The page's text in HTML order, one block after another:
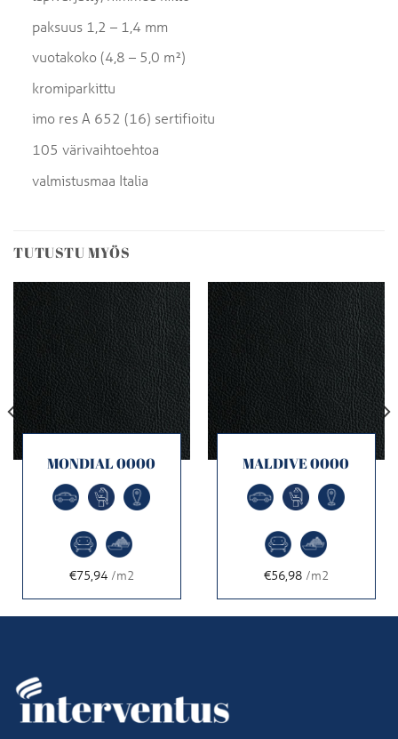
paksuus 1,2 – 1,4 mm
vuotakoko (4,8 – 5,0 m²)
kromiparkittu
imo res A 652 (16) sertifioitu
105 värivaihtoehtoa
valmistusmaa Italia
TUTUSTU MYÖS
MONDIAL 0000
€75,94/m2
MALDIVE 0000
€56,98/m2